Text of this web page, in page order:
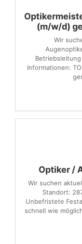
(m/w/d)
Wir
Informationen:
Optiker /
Wir suchen
Standort:
Unbefristete
schnell wie